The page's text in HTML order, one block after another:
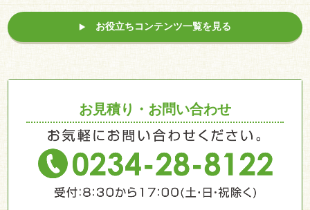
お役立ちコンテンツ一覧を見る
お見積り・お問い合わせ